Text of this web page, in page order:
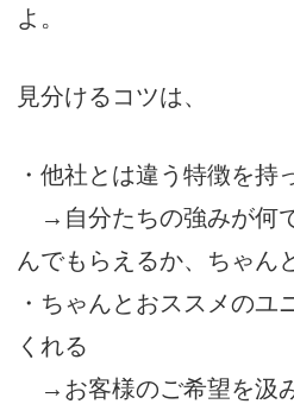
よ。
見分けるコツは、
・他社とは違う特徴を持
→自分たちの強みが何
んでもらえるか、ちゃん
・ちゃんとおススメのユ
くれる
→お客様のご希望を汲